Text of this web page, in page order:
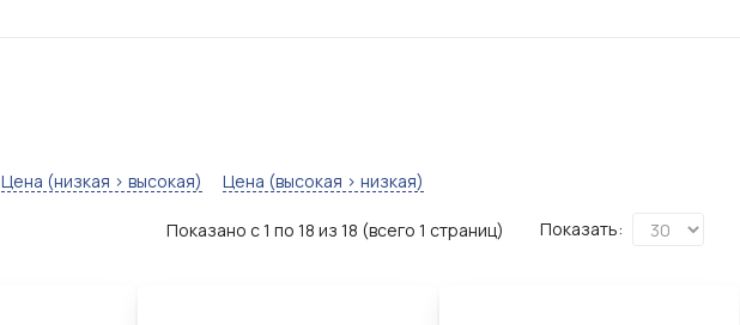
Цена (низкая > высокая) Цена (высокая > низкая)
Показать:
Показано с 1 по 18 из 18 (всего 1 страниц)